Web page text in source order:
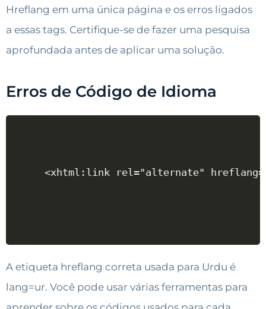
Hreflang em uma única página e os erros ligados
a essas tags. Certifique-se de fazer uma pesquisa
aprofundada antes de aplicar uma solução.
Erros de Código de Idioma
<xhtml:link rel="alternate"
A etiqueta hreflang correta usada para Urdu é
lang=ur. Você pode usar várias ferramentas para